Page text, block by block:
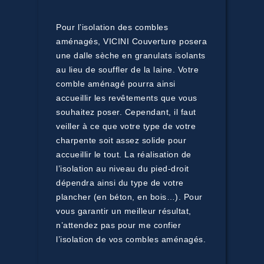
Pour l’isolation des combles
aménagés, VICINI Couverture posera
une dalle sèche en granulats isolants
au lieu de souffler de la laine. Votre
comble aménagé pourra ainsi
accueillir les revêtements que vous
souhaitez poser. Cependant, il faut
veiller à ce que votre type de votre
charpente soit assez solide pour
accueillir le tout. La réalisation de
l’isolation au niveau du pied-droit
dépendra ainsi du type de votre
plancher (en béton, en bois…). Pour
vous garantir un meilleur résultat,
n’attendez pas pour me confier
l’isolation de vos combles aménagés.